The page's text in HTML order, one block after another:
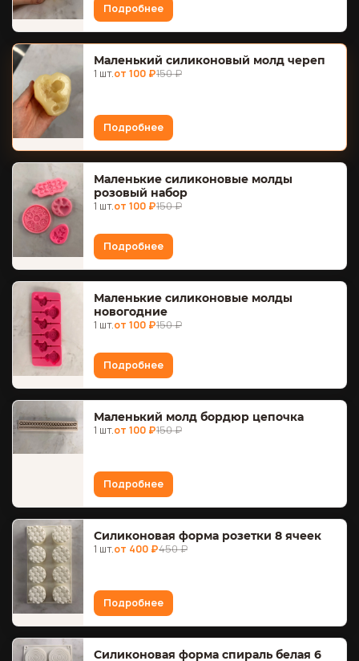
Подробнее
Маленький силиконовый молд череп
1 шт.от 100 ₽150 ₽
Подробнее
Маленькие силиконовые молды
розовый набор
1 шт.от 100 ₽150 ₽
Подробнее
Маленькие силиконовые молды
новогодние
1 шт.от 100 ₽150 ₽
Подробнее
Маленький молд бордюр цепочка
1 шт.от 100 ₽150 ₽
Подробнее
Силиконовая форма розетки 8 ячеек
1 шт.от 400 ₽450 ₽
Подробнее
Силиконовая форма спираль белая 6